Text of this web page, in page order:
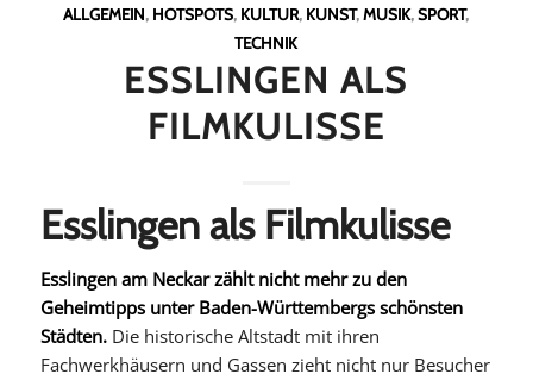
ALLGEMEIN, HOTSPOTS, KULTUR, KUNST,MUSIK,SPORT,
TECHNIK
ESSLINGEN ALS
FILMKULISSE
Esslingen als Filmkulisse
Esslingen am Neckar zählt nicht mehr zu den
Geheimtipps unter Baden-Württembergs schönsten
Städten.Die historische Altstadt mit ihren
Fachwerkhäusern und Gassen zieht nicht nur Besucher